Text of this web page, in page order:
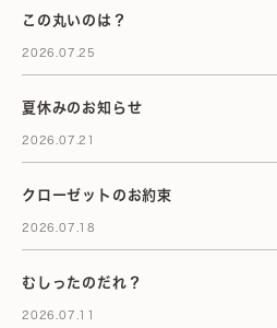
この丸いのは？
2026.07.25
夏休みのお知らせ
2026.07.21
クローゼットのお約束
2026.07.18
むしったのだれ？
2026.07.11